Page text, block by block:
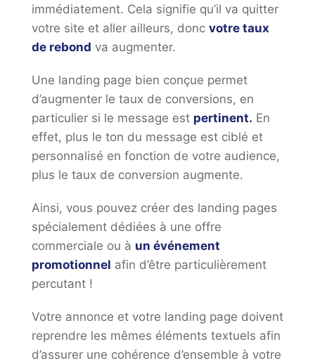
immédiatement. Cela signifie qu’il va quitter
votre site et aller ailleurs, donc votre taux
de rebond va augmenter.
Une landing page bien conçue permet
d’augmenter le taux de conversions, en
particulier si le message est pertinent. En
effet, plus le ton du message est ciblé et
personnalisé en fonction de votre audience,
plus le taux de conversion augmente.
Ainsi, vous pouvez créer des landing pages
spécialement dédiées à une offre
commerciale ou à un événement
promotionnel afin d’être particulièrement
percutant !
Votre annonce et votre landing page doivent
reprendre les mêmes éléments textuels afin
d’assurer une cohérence d’ensemble à votre